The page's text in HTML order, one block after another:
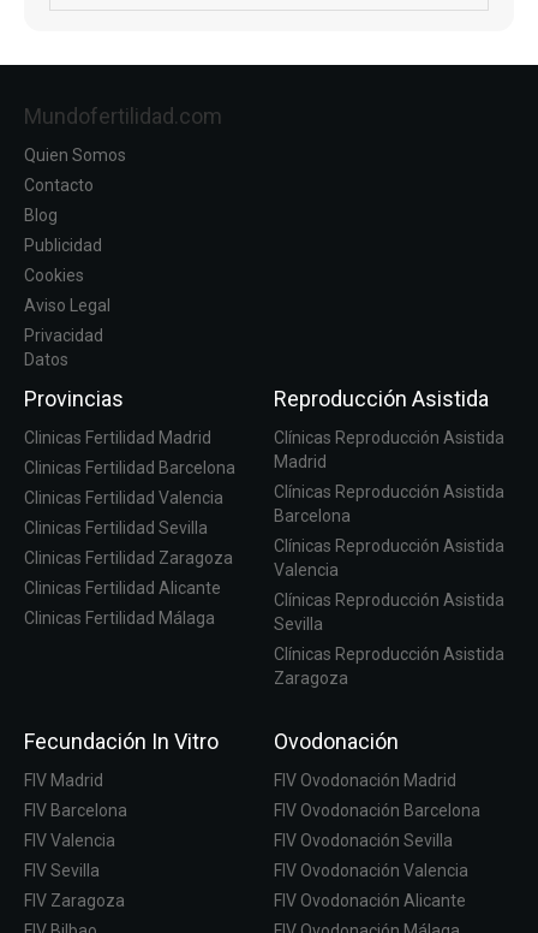
Mundofertilidad.com
Quien Somos
Contacto
Blog
Publicidad
Cookies
Aviso Legal
Privacidad
Datos
Provincias
Clinicas Fertilidad Madrid
Clinicas Fertilidad Barcelona
Clinicas Fertilidad Valencia
Clinicas Fertilidad Sevilla
Clinicas Fertilidad Zaragoza
Clinicas Fertilidad Alicante
Clinicas Fertilidad Málaga
Reproducción Asistida
Clínicas Reproducción Asistida
Madrid
Clínicas Reproducción Asistida
Barcelona
Clínicas Reproducción Asistida
Valencia
Clínicas Reproducción Asistida
Sevilla
Clínicas Reproducción Asistida
Zaragoza
Fecundación In Vitro
FIV Madrid
FIV Barcelona
FIV Valencia
FIV Sevilla
FIV Zaragoza
Ovodonación
FIV Ovodonación Madrid
FIV Ovodonación Barcelona
FIV Ovodonación Sevilla
FIV Ovodonación Valencia
FIV Ovodonación Alicante